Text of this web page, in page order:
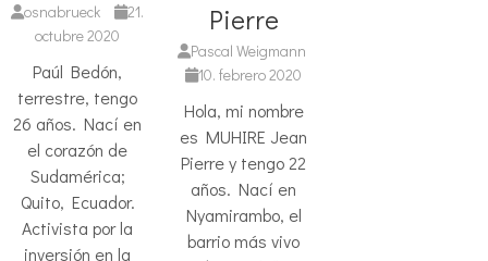
osnabrueck
21.
octubre 2020
Paúl Bedón,
terrestre, tengo
26 años. Nací en
el corazón de
Sudamérica;
Quito, Ecuador.
Activista por la
inversión en la
Pierre
Pascal Weigmann
10. febrero 2020
Hola, mi nombre
es MUHIRE Jean
Pierre y tengo 22
años. Nací en
Nyamirambo, el
barrio más vivo